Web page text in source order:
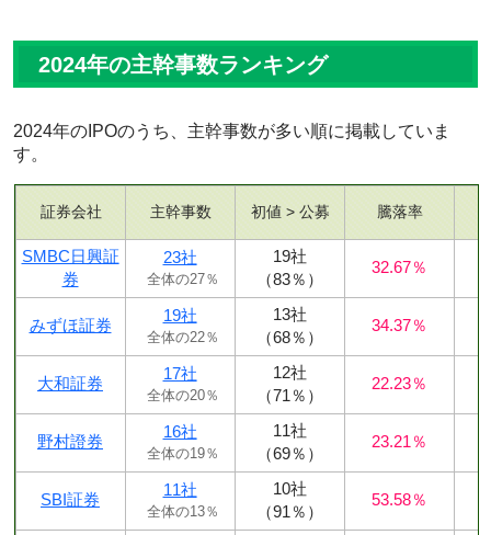
2024年の主幹事数ランキング
2024年のIPOのうち、主幹事数が多い順に掲載していま
す。
証券会社 主幹事数 初値 > 公募 騰落率
SMBC日興証
券
23社
全体の27％
19社
（83％）
32.67％
みずほ証券
19社
全体の22％
13社
（68％）
34.37％
大和証券
17社
全体の20％
12社
（71％）
22.23％
野村證券
16社
全体の19％
11社
（69％）
23.21％
SBI証券
11社
全体の13％
10社
（91％）
53.58％